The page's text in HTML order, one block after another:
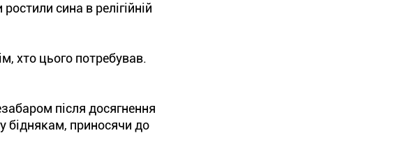
сина в релігійній
хто цього потребував.
після досягнення
біднякам, приносячи до